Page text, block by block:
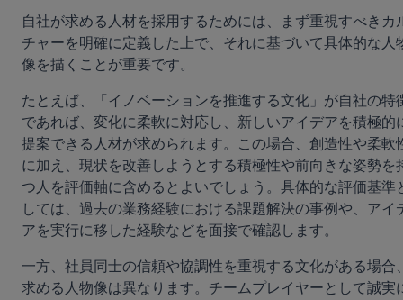
自社が求める人材を採用するためには、まず重視すべきカ
チャーを明確に定義した上で、それに基づいて具体的な人
像を描くことが重要です。
たとえば、「イノベーションを推進する文化」が自社の特
であれば、変化に柔軟に対応し、新しいアイデアを積極的
提案できる人材が求められます。この場合、創造性や柔軟
に加え、現状を改善しようとする積極性や前向きな姿勢を
つ人を評価軸に含めるとよいでしょう。具体的な評価基準
しては、過去の業務経験における課題解決の事例や、アイ
アを実行に移した経験などを面接で確認します。
一方、社員同士の信頼や協調性を重視する文化がある場合
求める人物像は異なります。チームプレイヤーとして誠実